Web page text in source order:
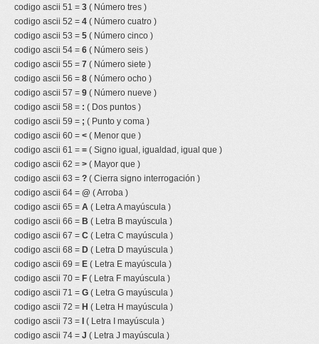
codigo ascii 51 = 3 ( Número tres )
codigo ascii 52 = 4 ( Número cuatro )
codigo ascii 53 = 5 ( Número cinco )
codigo ascii 54 = 6 ( Número seis )
codigo ascii 55 = 7 ( Número siete )
codigo ascii 56 = 8 ( Número ocho )
codigo ascii 57 = 9 ( Número nueve )
codigo ascii 58 = : ( Dos puntos )
codigo ascii 59 = ; ( Punto y coma )
codigo ascii 60 = < ( Menor que )
codigo ascii 61 = = ( Signo igual, igualdad, igual que )
codigo ascii 62 = > ( Mayor que )
codigo ascii 63 = ? ( Cierra signo interrogación )
codigo ascii 64 = @ ( Arroba )
codigo ascii 65 = A ( Letra A mayúscula )
codigo ascii 66 = B ( Letra B mayúscula )
codigo ascii 67 = C ( Letra C mayúscula )
codigo ascii 68 = D ( Letra D mayúscula )
codigo ascii 69 = E ( Letra E mayúscula )
codigo ascii 70 = F ( Letra F mayúscula )
codigo ascii 71 = G ( Letra G mayúscula )
codigo ascii 72 = H ( Letra H mayúscula )
codigo ascii 73 =
( Letra I mayúscula )
codigo ascii 74 = J ( Letra J mayúscula )